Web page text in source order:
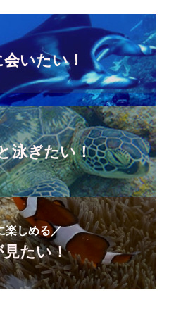
いたい！
泳ぎたい！
楽しめる／
たい！